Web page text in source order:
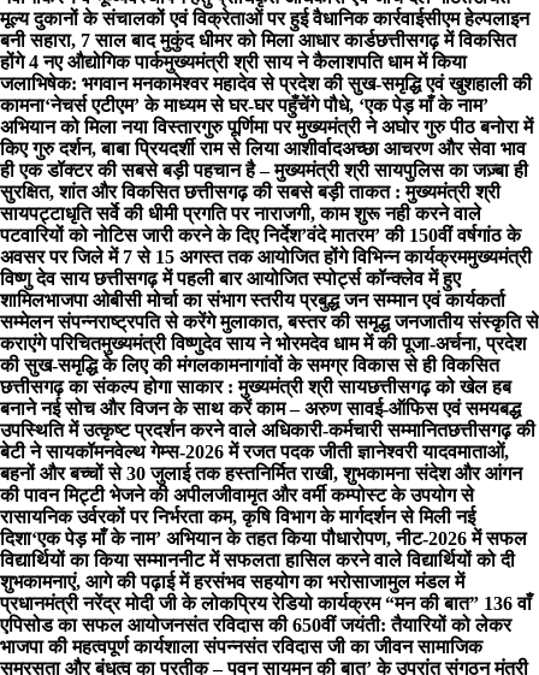
मूल्य दुकानों के संचालकों एवं विक्रेताओं पर हुई वैधानिक कार्रवाईसीएम हेल्पलाइन
बनी सहारा, 7 साल बाद मुकुंद धीमर को मिला आधार कार्डछत्तीसगढ़ में विकसित
होंगे 4 नए औद्योगिक पार्कमुख्यमंत्री श्री साय ने कैलाशपति धाम में किया
जलाभिषेक: भगवान मनकामेश्वर महादेव से प्रदेश की सुख-समृद्धि एवं खुशहाली की
कामना‘नेचर्स एटीएम’ के माध्यम से घर-घर पहुँचेंगे पौधे, ‘एक पेड़ माँ के नाम’
अभियान को मिला नया विस्तारगुरु पूर्णिमा पर मुख्यमंत्री ने अघोर गुरु पीठ बनोरा में
किए गुरु दर्शन, बाबा प्रियदर्शी राम से लिया आशीर्वादअच्छा आचरण और सेवा भाव
ही एक डॉक्टर की सबसे बड़ी पहचान है – मुख्यमंत्री श्री सायपुलिस का जज़्बा ही
सुरक्षित, शांत और विकसित छत्तीसगढ़ की सबसे बड़ी ताकत : मुख्यमंत्री श्री
सायपट्टाधृति सर्वे की धीमी प्रगति पर नाराजगी, काम शुरू नही करने वाले
पटवारियों को नोटिस जारी करने के दिए निर्देश’वंदे मातरम’ की 150वीं वर्षगांठ के
अवसर पर जिले में 7 से 15 अगस्त तक आयोजित होंगे विभिन्न कार्यक्रममुख्यमंत्री
विष्णु देव साय छत्तीसगढ़ में पहली बार आयोजित स्पोर्ट्स कॉन्क्लेव में हुए
शामिलभाजपा ओबीसी मोर्चा का संभाग स्तरीय प्रबुद्ध जन सम्मान एवं कार्यकर्ता
सम्मेलन संपन्नराष्ट्रपति से करेंगे मुलाकात, बस्तर की समृद्ध जनजातीय संस्कृति से
कराएंगे परिचितमुख्यमंत्री विष्णुदेव साय ने भोरमदेव धाम में की पूजा-अर्चना, प्रदेश
की सुख-समृद्धि के लिए की मंगलकामनागांवों के समग्र विकास से ही विकसित
छत्तीसगढ़ का संकल्प होगा साकार : मुख्यमंत्री श्री सायछत्तीसगढ़ को खेल हब
बनाने नई सोच और विजन के साथ करें काम – अरुण सावई-ऑफिस एवं समयबद्ध
उपस्थिति में उत्कृष्ट प्रदर्शन करने वाले अधिकारी-कर्मचारी सम्मानितछत्तीसगढ़ की
बेटी ने सायकॉमनवेल्थ गेम्स-2026 में रजत पदक जीती ज्ञानेश्वरी यादवमाताओं,
बहनों और बच्चों से 30 जुलाई तक हस्तनिर्मित राखी, शुभकामना संदेश और आंगन
की पावन मिट्टी भेजने की अपीलजीवामृत और वर्मी कम्पोस्ट के उपयोग से
रासायनिक उर्वरकों पर निर्भरता कम, कृषि विभाग के मार्गदर्शन से मिली नई
दिशा‘एक पेड़ माँ के नाम’ अभियान के तहत किया पौधारोपण, नीट-2026 में सफल
विद्यार्थियों का किया सम्माननीट में सफलता हासिल करने वाले विद्यार्थियों को दी
शुभकामनाएं, आगे की पढ़ाई में हरसंभव सहयोग का भरोसाजामुल मंडल में
प्रधानमंत्री नरेंद्र मोदी जी के लोकप्रिय रेडियो कार्यक्रम “मन की बात” 136 वाँ
एपिसोड का सफल आयोजनसंत रविदास की 650वीं जयंती: तैयारियों को लेकर
भाजपा की महत्वपूर्ण कार्यशाला संपन्नसंत रविदास जी का जीवन सामाजिक
समरसता और बंधुत्व का प्रतीक – पवन सायमन की बात’ के उपरांत संगठन मंत्री